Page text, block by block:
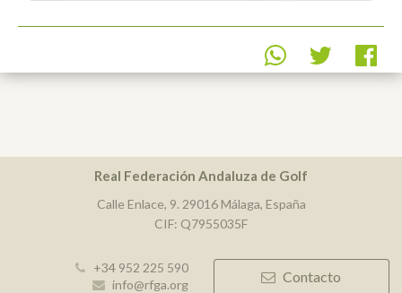
Real Federación Andaluza de Golf
Calle Enlace, 9. 29016 Málaga, España
CIF: Q7955035F
+34 952 225 590
info@rfga.org
Contacto